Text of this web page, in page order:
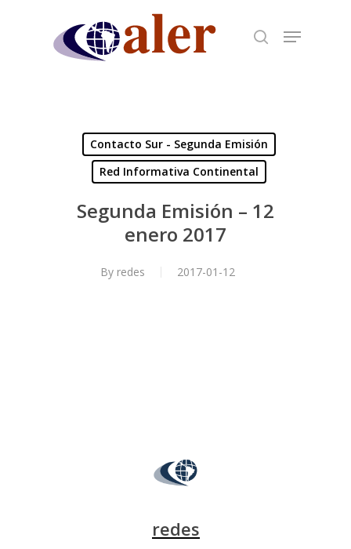
Contacto Sur - Segunda Emisión
Red Informativa Continental
Segunda Emisión – 12
enero 2017
By redes 2017-01-12
redes